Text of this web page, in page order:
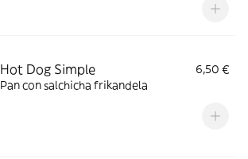
Hot Dog Simple
6,50 €
Pan con salchicha frikandela